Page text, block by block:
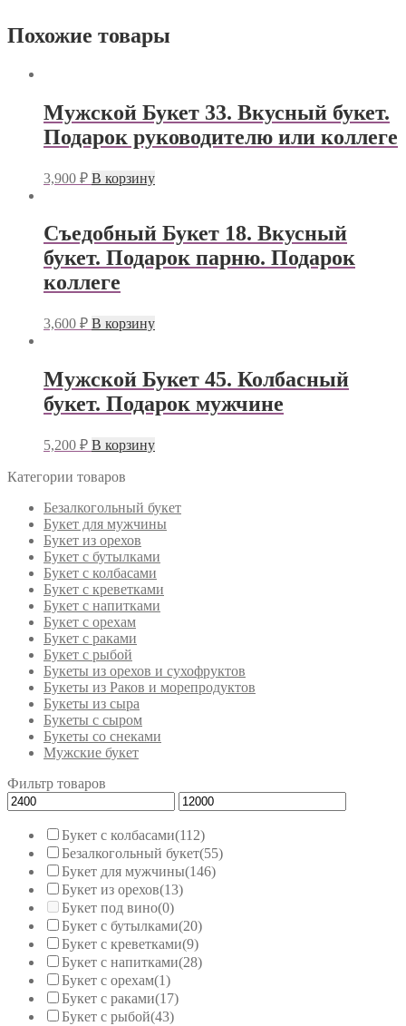
Похожие товары
Мужской Букет 33. Вкусный букет.
Подарок руководителю или коллеге
3,900 ₽ В корзину
Съедобный Букет 18. Вкусный
букет. Подарок парню. Подарок
коллеге
3,600 ₽ В корзину
Мужской Букет 45. Колбасный
букет. Подарок мужчине
5,200 ₽ В корзину
Категории товаров
Безалкогольный букет
Букет для мужчины
Букет из орехов
Букет с бутылками
Букет с колбасами
Букет с креветками
Букет с напитками
Букет с орехам
Букет с раками
Букет с рыбой
Букеты из орехов и сухофруктов
Букеты из Раков и морепродуктов
Букеты из сыра
Букеты с сыром
Букеты со снеками
Мужские букет
Фильтр товаров
Букет с колбасами(112)
Безалкогольный букет(55)
Букет для мужчины(146)
Букет из орехов(13)
Букет под вино(0)
Букет с бутылками(20)
Букет с креветками(9)
Букет с напитками(28)
Букет с орехам(1)
Букет с раками(17)
Букет с рыбой(43)